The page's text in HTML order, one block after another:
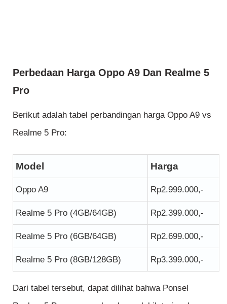
Perbedaan Harga Oppo A9 Dan Realme 5
Pro
Berikut adalah tabel perbandingan harga Oppo A9 vs
Realme 5 Pro:
Model Harga
Oppo A9 Rp2.999.000,-
Realme 5 Pro (4GB/64GB) Rp2.399.000,-
Realme 5 Pro (6GB/64GB) Rp2.699.000,-
Realme 5 Pro (8GB/128GB) Rp3.399.000,-
Dari tabel tersebut, dapat dilihat bahwa Ponsel